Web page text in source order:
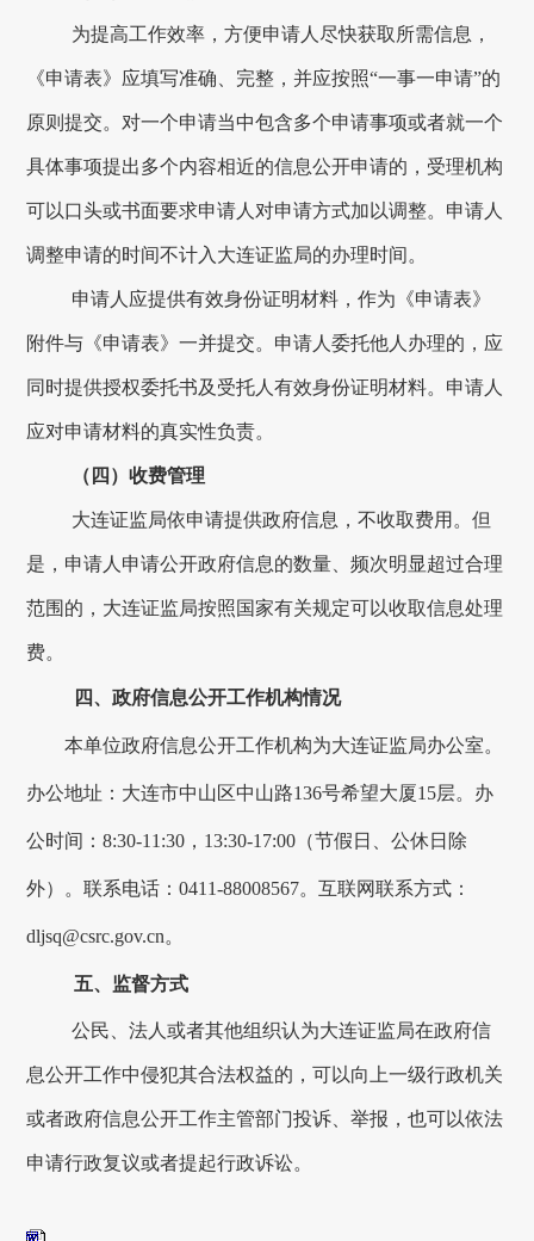
为提高工作效率，方便申请人尽快获取所需信息，
《申请表》应填写准确、完整，并应按照“一事一申请”的
原则提交。对一个申请当中包含多个申请事项或者就一个
具体事项提出多个内容相近的信息公开申请的，受理机构
可以口头或书面要求申请人对申请方式加以调整。申请人
调整申请的时间不计入 大连证监局的办理时间。
申请人应提供有效身份证明材料，作为《申请表》
附件与《申请表》一并提交。申请人委托他人办理的，应
同时提供授权委托书及受托人有效身份证明材料。申请人
应对申请材料的真实性负责。
（四）收费管理
大连证监局依申请提供政府信息，不收取费用。但
是，申请人申请公开政府信息的数量、频次明显超过合理
范围的， 大连证监局按照国家有关规定可以收取信息处理
费。
四、政府信息公开工作机构情况
本单位政府信息公开工作机构为大连证监局办公室。
办公地址： 大连市中山区中山路136号希望大厦15层。办
公时间：8:30-11:30，13:30-17:00（节假日、公休日除
外）。联系电话：0411-88008567。互联网联系方式：
dljsq@csrc.gov.cn。
五、监督方式
公民、法人或者其他组织认为大连证监局在政府信
息公开工作中侵犯其合法权益的，可以向上一级行政机关
或者政府信息公开工作主管部门投诉、举报，也可以依法
申请行政复议或者提起行政诉讼。